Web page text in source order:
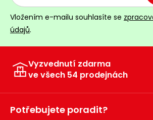
Vložením e-mailu souhlasíte se
údajů.
Vyzvednutí zdarma
ve všech 54 prodejnách
Potřebujete poradit?